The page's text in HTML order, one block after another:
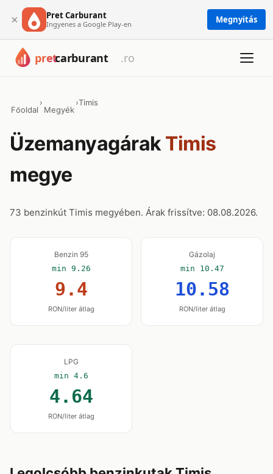
× Pret Carburant
Ingyenes a Google Play-en Megnyitás
Főoldal
›
Megyék
›Timis
ÜzemanyagárakTimis
megye
73 benzinkút Timis megyében. Árak frissítve: 08.08.2026.
Benzin 95
min 9.26
9.4
RON/liter átlag
Gázolaj
min 10.47
10.58
RON/liter átlag
LPG
min 4.6
4.64
RON/liter átlag